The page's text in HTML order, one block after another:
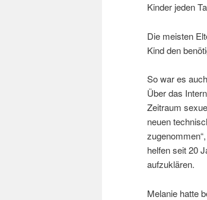
Kinder jeden
Die meisten
Kind den
So war es
Über das
Zeitraum
neuen
helfen seit 20
aufzuklären.
Melanie hatte